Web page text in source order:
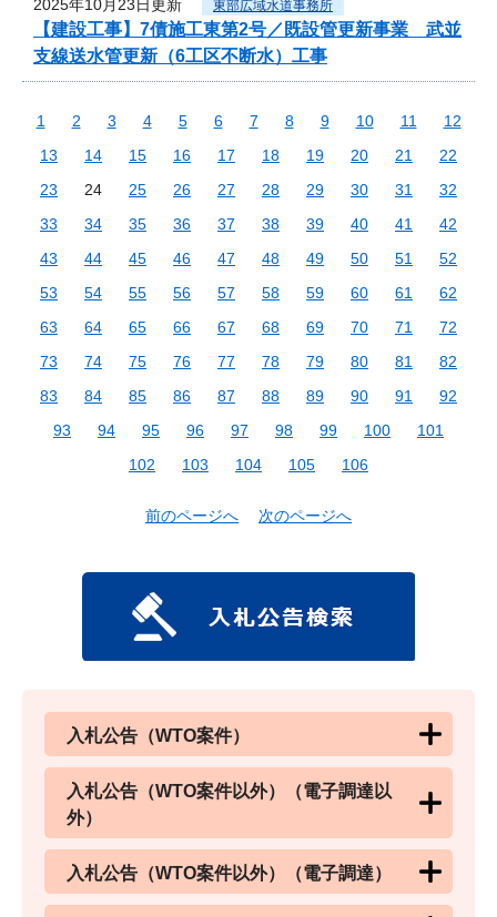
2025年10月23日更新 東部広域水道事務所
【建設工事】7債施工東第2号／既設管更新事業 武並
支線送水管更新（6工区不断水）工事
1 2 3 4 5 6 7 8 9 10 11
12
13
14 15 16 17 18 19 20 21
22
23
24 25 26 27 28 29 30 31
32
33
34 35 36 37 38 39 40 41
42
43
44 45 46 47 48 49 50 51
52
53
54 55 56 57 58 59 60 61
62
63
64 65 66 67 68 69 70 71
72
73
74 75 76 77 78 79 80 81
82
83
84 85 86 87 88 89 90 91
92
93
94 95 96 97 98 99 100
101
102
103 104 105 106
前のページへ 次のページへ
入札公告（WTO案件）
入札公告（WTO案件以外）（電子調達以
外）
入札公告（WTO案件以外）（電子調達）